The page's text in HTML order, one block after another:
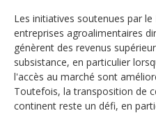
Les initiatives soutenues par
entreprises agroalimentaires
génèrent des revenus
subsistance, en particulier
l'accès au marché sont
Toutefois, la transposition de
continent reste un défi, en